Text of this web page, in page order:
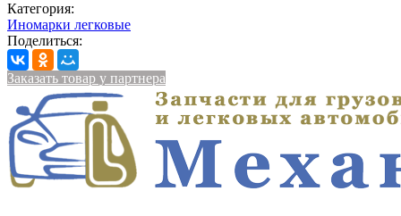
Категория:
Иномарки легковые
Поделиться:
Заказать товар у партнера